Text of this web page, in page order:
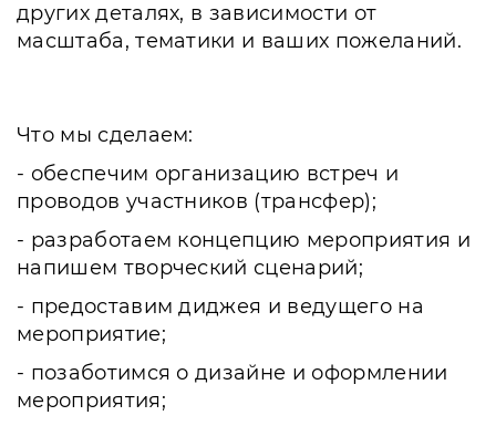
других деталях, в зависимости от
масштаба, тематики и ваших пожеланий.
Что мы сделаем:
- обеспечим организацию встреч и
проводов участников (трансфер);
- разработаем концепцию мероприятия и
напишем творческий сценарий;
- предоставим диджея и ведущего на
мероприятие;
- позаботимся о дизайне и оформлении
мероприятия;